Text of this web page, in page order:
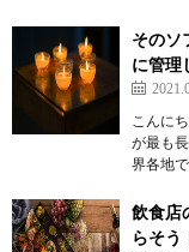
そのソ
に管理
こんに
が最も
界各地
飲食店
らそう